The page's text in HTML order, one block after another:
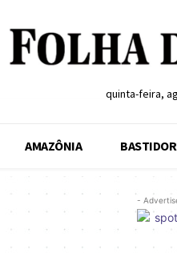
quinta-feira,
AMAZÔNIA
-